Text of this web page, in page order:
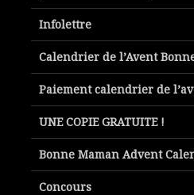
Infolettre
Calendrier de l’Avent
Paiement calendrier de
UNE COPIE GRATUITE !
Bonne Maman Advent
Concours